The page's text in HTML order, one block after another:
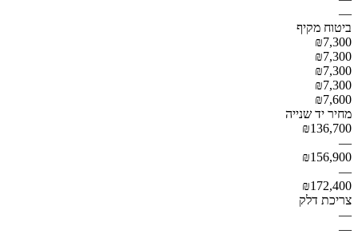
—
ביטוח מקיף
₪7,300
₪7,300
₪7,300
₪7,300
₪7,600
מחיר יד שנייה
₪136,700
—
₪156,900
—
₪172,400
צריכת דלק
—
—